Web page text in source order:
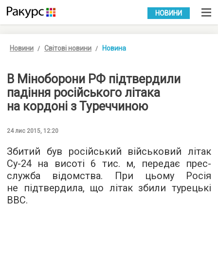
УКР РУС
НОВИНИ
Новини Світові новини Новина
В Міноборони РФ підтвердили
падіння російського літака
на кордоні з Туреччиною
24 лис 2015, 12:20
Збитий був російський військовий літак
Су-24 на висоті 6 тис. м, передає прес-
служба відомства. При цьому Росія
не підтвердила, що літак збили турецькі
ВВС.